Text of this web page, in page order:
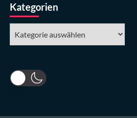
Kategorien